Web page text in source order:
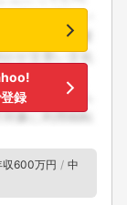
録
収600万円
中